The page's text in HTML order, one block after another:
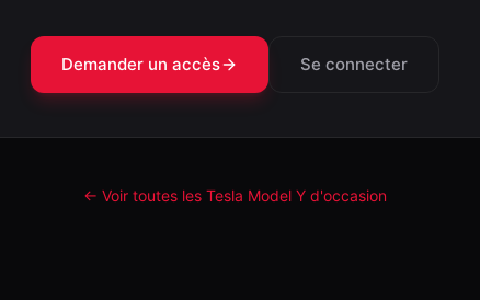
Demander un accès Se connecter
← Voir toutes les Tesla Model Yd'occasion